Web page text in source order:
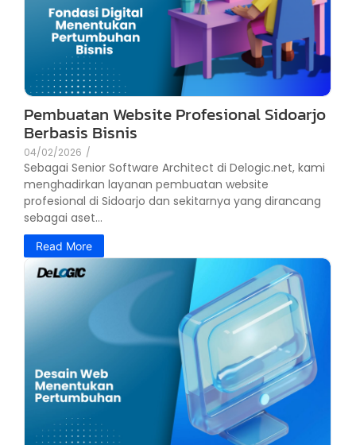
Pembuatan Website Profesional Sidoarjo
Berbasis Bisnis
04/02/2026 /
Sebagai Senior Software Architect di Delogic.net, kami
menghadirkan layanan pembuatan website
profesional di Sidoarjo dan sekitarnya yang dirancang
sebagai aset...
Read More